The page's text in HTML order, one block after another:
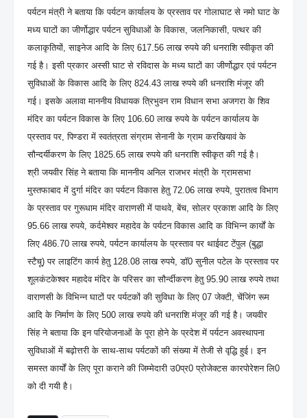
पर्यटन मंत्री ने बताया कि पर्यटन कार्यालय के प्रस्ताव पर गोलाघाट से नमो घाट के
मध्य घाटों का जीर्णोद्धार पर्यटन सुविधाओं के विकास, जलनिकासी, पत्थर की
कलाकृतियों, साइनेज आदि के लिए 617.56 लाख रुपये की धनराशि स्वीकृत की
गई है। इसी प्रकार अस्सी घाट से रविदास के मध्य घाटों का जीर्णोद्धार एवं पर्यटन
सुविधाओं के विकास आदि के लिए 824.43 लाख रुपये की धनराशि मंजूर की
गई। इसके अलावा माननीय विधायक त्रिभुवन राम विधान सभा अजगरा के शिव
मंदिर का पर्यटन विकास के लिए 106.60 लाख रुपये के पर्यटन कार्यालय के
प्रस्ताव पर, पिण्डरा में स्वतंत्रता संग्राम सेनानी के ग्राम करखियावं के
सौन्दर्यीकरण के लिए 1825.65 लाख रुपये की धनराशि स्वीकृत की गई है।
श्री जयवीर सिंह ने बताया कि माननीय अनिल राजभर मंत्री के ग्रामसभा
मुस्तफाबाद में दुर्गा मंदिर का पर्यटन विकास हेतु 72.06 लाख रुपये, पुरातत्व विभाग
के प्रस्ताव पर गुरूधाम मंदिर वाराणसी में पाथवे, बेंच, सोलर प्रकाश आदि के लिए
95.66 लाख रुपये, कर्दमेश्वर महादेव के पर्यटन विकास आदि क विभिन्न कार्यों के
लिए 486.70 लाख रुपये, पर्यटन कार्यालय के प्रस्ताव पर थाईवट टेंपुल (बुद्धा
स्टैचू) पर लाइटिंग कार्य हेतु 128.08 लाख रुपये, डॉ0 सुनील पटेल के प्रस्ताव पर
शूलकंटकेश्वर महादेव मंदिर के परिसर का सौर्न्दीकरण हेतु 95.90 लाख रुपये तथा
वाराणसी के विभिन्न घाटों पर पर्यटकों की सुविधा के लिए 07 जेक्टी, चेंजिंग रूम
आदि के निर्माण के लिए 500 लाख रुपये की धनराशि मंजूर की गई है। जयवीर
सिंह ने बताया कि इन परियोजनाओं के पूरा होने के प्रदेश में पर्यटन अवस्थापना
सुविधाओं में बढ़ोत्तरी के साथ-साथ पर्यटकों की संख्या में तेजी से वृद्धि हुई। इन
समस्त कार्यों के लिए पूरा कराने की जिम्मेदारी उ0प्र0 प्रोजेक्टस कारपोरेशन लि0
को दी गयी है।